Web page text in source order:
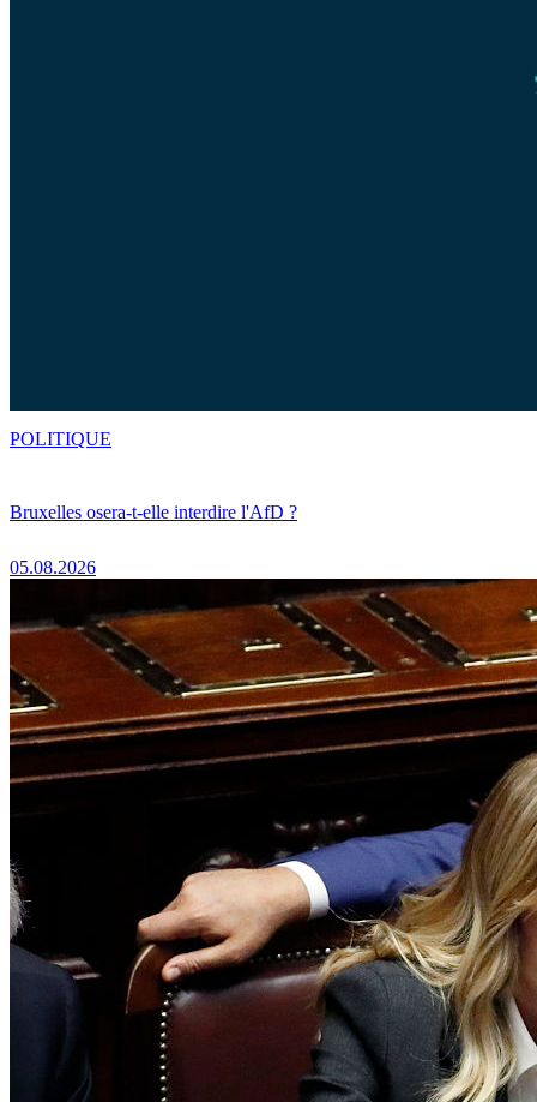
Bruxelles osera-t-elle interdire l'AfD ?
05.08.2026
POLITIQUE